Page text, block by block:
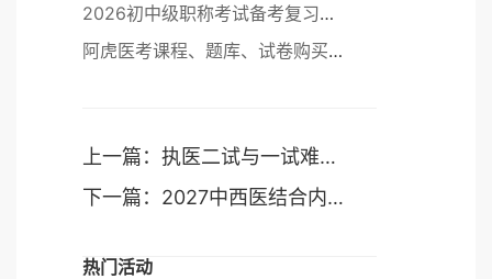
2026初中级职称考试备考复习计划
阿虎医考课程、题库、试卷购买方法
上一篇：执医二试与一试难度对比：分享复习方法供参考
下一篇：2027中西医结合内科学主治医师备考：哪个机构比较靠谱？
热门活动